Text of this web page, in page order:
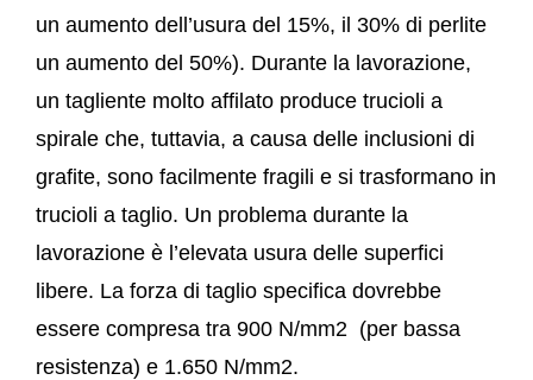
un aumento dell’usura del 15%, il 30% di perlite
un aumento del 50%). Durante la lavorazione,
un tagliente molto affilato produce trucioli a
spirale che, tuttavia, a causa delle inclusioni di
grafite, sono facilmente fragili e si trasformano in
trucioli a taglio. Un problema durante la
lavorazione è l’elevata usura delle superfici
libere. La forza di taglio specifica dovrebbe
essere compresa tra 900 N/mm2 (per bassa
resistenza) e 1.650 N/mm2.